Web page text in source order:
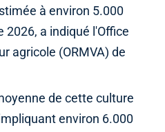
à environ 5.000
2026, a indiqué l'Office
agricole (ORMVA) de
de cette culture
environ 6.000